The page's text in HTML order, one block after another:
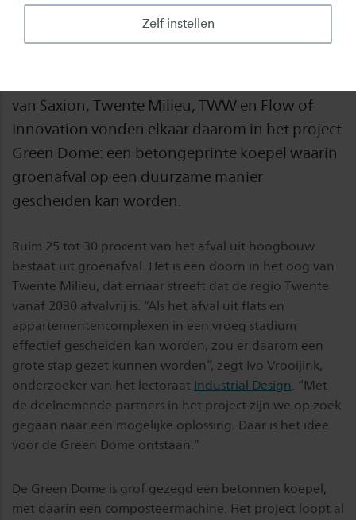
Zelf instellen
meerdere containers om afval zorgvuldig te
kunnen scheiden. Voor hoogbouw was de
van Saxion, Twente Milieu, TWW en Flow of
Innovation vonden elkaar daarom in het project
Green Dome: een betongeprinte koepel waarin
groenafval op een duurzame manier
gescheiden kan worden.
Ruim 25 tot 30 procent van het afval uit hoogbouw
bestaat uit groenafval. Het is een doorn in het oog van
Twente Milieu, dat ernaar streeft dat de regio Twente
vanaf 2030 afvalvrij is. “Als het afval uit flats en
appartementencomplexen in een vroeg stadium
effectief gescheiden kan worden, zou er daarom een
grote stap gezet kunnen worden”, zegt Ivo Vrooijink,
onderzoeker van het lectoraat Industrial Design. “Met
de deelnemende partners in het project zijn we op zoek
gegaan naar een mogelijke oplossing. Daar is het idee
voor de Green Dome ontstaan.”
De Green Dome is grof gezegd een betonnen koepel,
met daarin een composteermachine. Het project loopt al